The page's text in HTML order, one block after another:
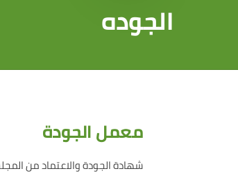
الجوده
معمل الجودة
شهادة الجودة والاعتماد من المجلس